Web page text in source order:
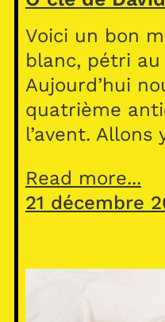
Voici un bon
blanc, pétri
Aujourd’hui
quatrième
l’avent. Allons
Read more...
21 décembre